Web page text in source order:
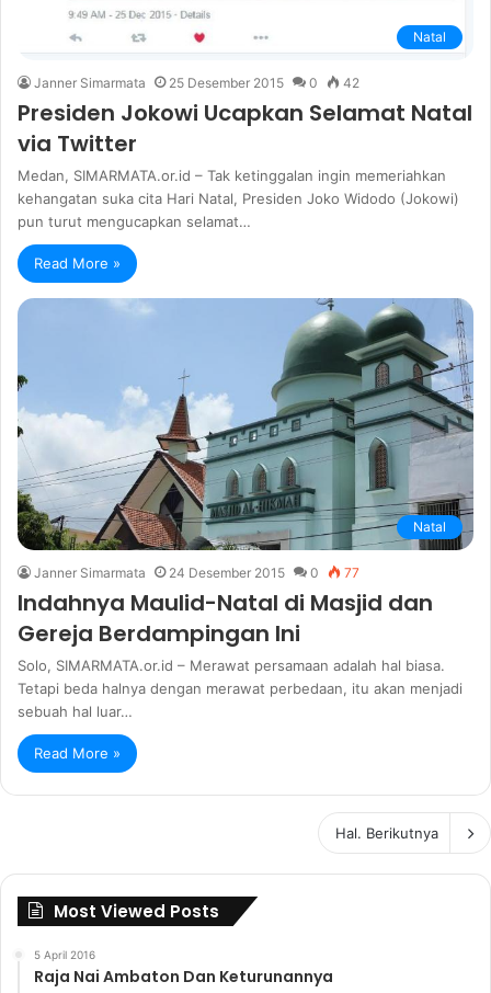
Natal
Janner Simarmata 25 Desember 2015 0 42
Presiden Jokowi Ucapkan Selamat Natal
via Twitter
Medan, SIMARMATA.or.id – Tak ketinggalan ingin memeriahkan
kehangatan suka cita Hari Natal, Presiden Joko Widodo (Jokowi)
pun turut mengucapkan selamat…
Read More »
Natal
Janner Simarmata 24 Desember 2015 0 77
Indahnya Maulid-Natal di Masjid dan
Gereja Berdampingan Ini
Solo, SIMARMATA.or.id – Merawat persamaan adalah hal biasa.
Tetapi beda halnya dengan merawat perbedaan, itu akan menjadi
sebuah hal luar…
Read More »
Hal. Berikutnya
Most Viewed Posts
5 April 2016
Raja Nai Ambaton Dan Keturunannya